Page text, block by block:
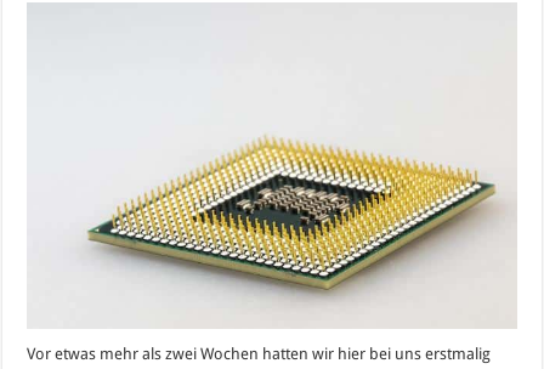
Vor etwas mehr als zwei Wochen hatten wir hier bei uns erstmalig